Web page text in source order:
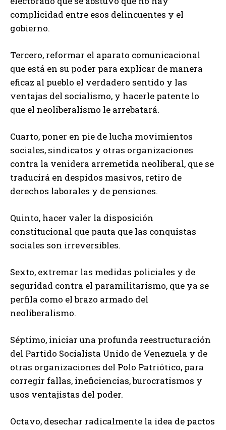
complicidad entre esos delincuentes y el
gobierno.
Tercero, reformar el aparato comunicacional
que está en su poder para explicar de manera
eficaz al pueblo el verdadero sentido y las
ventajas del socialismo, y hacerle patente lo
que el neoliberalismo le arrebatará.
Cuarto, poner en pie de lucha movimientos
sociales, sindicatos y otras organizaciones
contra la venidera arremetida neoliberal, que se
traducirá en despidos masivos, retiro de
derechos laborales y de pensiones.
Quinto, hacer valer la disposición
constitucional que pauta que las conquistas
sociales son irreversibles.
Sexto, extremar las medidas policiales y de
seguridad contra el paramilitarismo, que ya se
perfila como el brazo armado del
neoliberalismo.
Séptimo, iniciar una profunda reestructuración
del Partido Socialista Unido de Venezuela y de
otras organizaciones del Polo Patriótico, para
corregir fallas, ineficiencias, burocratismos y
usos ventajistas del poder.
Octavo, desechar radicalmente la idea de pactos